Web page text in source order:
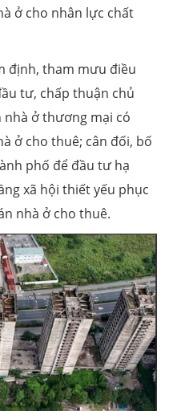
ở cho nhân lực chất
định, tham mưu điều
tư, chấp thuận chủ
ở thương mại có
ở cho thuê; cân đối, bố
phố để đầu tư hạ
xã hội thiết yếu phục
nhà ở cho thuê.